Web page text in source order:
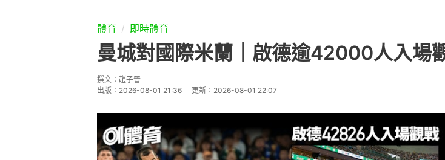
體育 即時體育
曼城對國際米蘭｜啟德逾42000人入
撰文： 趙子晉
出版： 2026-08-01 21:36 更新： 2026-08-01 22:07